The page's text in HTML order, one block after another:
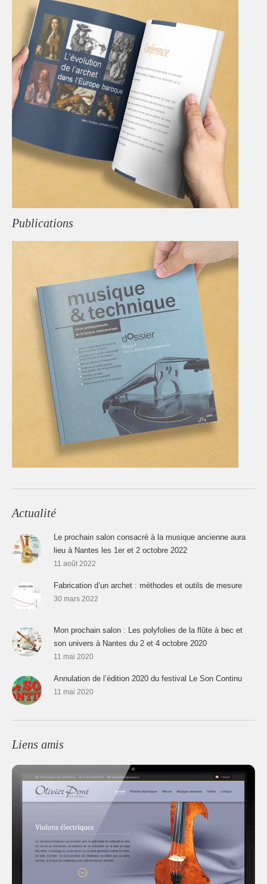
Publications
Actualité
Le prochain salon consacré à la musique ancienne aura
lieu à Nantes les 1er et 2 octobre 2022
11 août 2022
Fabrication d’un archet : méthodes et outils de mesure
30 mars 2022
Mon prochain salon : Les polyfolies de la flûte à bec et
son univers à Nantes du 2 et 4 octobre 2020
11 mai 2020
Annulation de l’édition 2020 du festival Le Son Continu
11 mai 2020
Liens amis